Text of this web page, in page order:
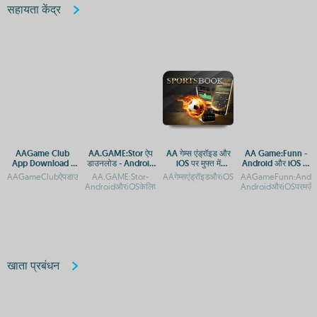
सहायता केंद्र
AAGame Club
App Download -
Android & iOS APK
Access Guide
AA.GAME:Stor ऐप
डाउनलोड - Android
और iOS प्लेटफ़ॉर्म पर
एक्सेस
AA.GAME:Stor-
AA गेम्स एंड्रॉइड और
iOS पर मुफ्त में
डाउनलोड करें
AA Game:Funn -
Android और iOS पर
मज़ेदार गेमिंग अनुभव
खाता प्रबंधन